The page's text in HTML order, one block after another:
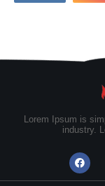
Lorem Ipsum is
industry.